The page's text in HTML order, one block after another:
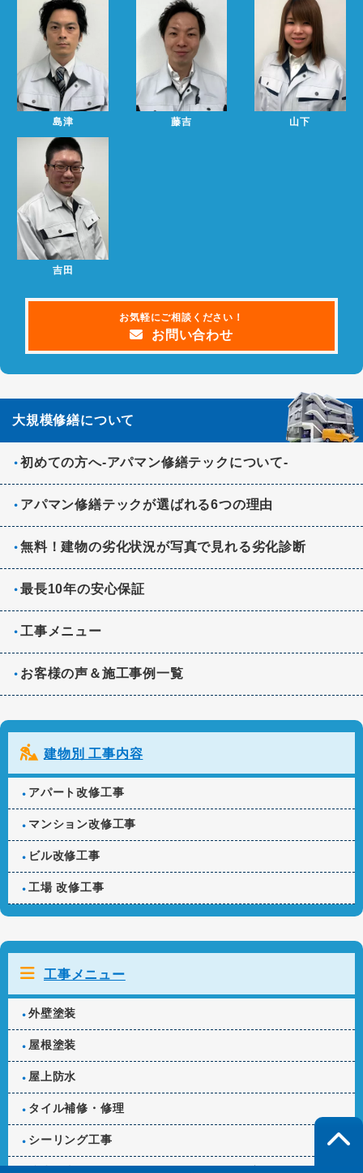
2023.05.01
お知らせ 2023年ゴールデンウィーク期間の営業について
2023.01.25
お知らせ
2023年2月と3月の大規模修繕で損する人、得する人を大公
開セミナー
2022.10.13
お知らせ
2022年11月と12月の大規模修繕で損する人、得する人を大
2022.09.08
お知らせ ホームページをリニューアルしました。
島津 藤吉 山下
吉田
お気軽にご相談ください！
お問い合わせ
大規模修繕について
初めての方へ-アパマン修繕テックについて-
アパマン修繕テックが選ばれる6つの理由
無料！建物の劣化状況が写真で見れる劣化診断
最長10年の安心保証
工事メニュー
お客様の声＆施工事例一覧
建物別 工事内容
アパート改修工事
マンション改修工事
ビル改修工事
工場 改修工事
工事メニュー
外壁塗装
屋根塗装
屋上防水
タイル補修・修理
シーリング工事